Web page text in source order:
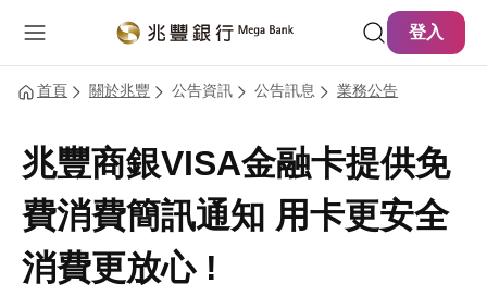
登入
首頁 關於兆豐 公告資訊 公告訊息 業務公告
兆豐商銀VISA金融卡提供免
費消費簡訊通知 用卡更安全
消費更放心 !